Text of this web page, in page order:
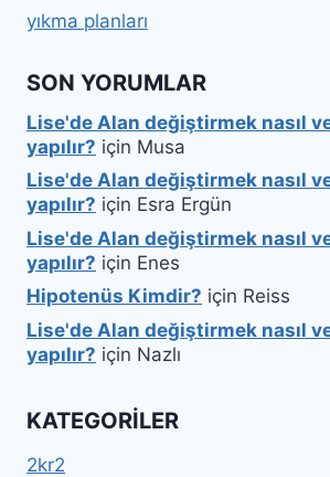
yıkma planları
SON YORUMLAR
Lise'de Alan değiştirmek nasıl
yapılır? için Musa
Lise'de Alan değiştirmek nasıl
yapılır? için Esra Ergün
Lise'de Alan değiştirmek nasıl
yapılır? için Enes
Hipotenüs Kimdir? için Reiss
Lise'de Alan değiştirmek nasıl
yapılır? için Nazlı
KATEGORILER
2kr2